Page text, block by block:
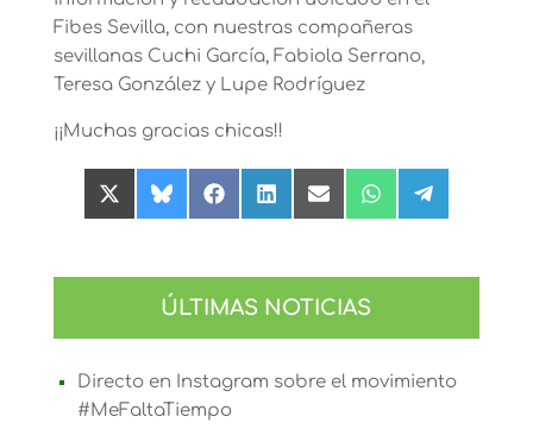
Fibes Sevilla, con nuestras compañeras
sevillanas Cuchi García, Fabiola Serrano,
Teresa González y Lupe Rodríguez
¡¡Muchas gracias chicas!!
Compartir
en
Compartir
en
Compartir
en
Compartir
en
Compartir
en
Compartir
en
Compartir
en
ÚLTIMAS NOTICIAS
Directo en Instagram sobre el movimiento
#MeFaltaTiempo